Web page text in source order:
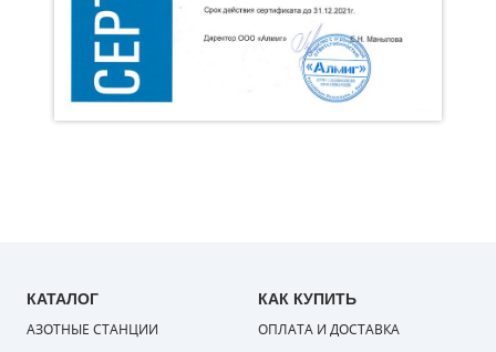
КАТАЛОГ
АЗОТНЫЕ СТАНЦИИ
КАК КУПИТЬ
ОПЛАТА И ДОСТАВКА